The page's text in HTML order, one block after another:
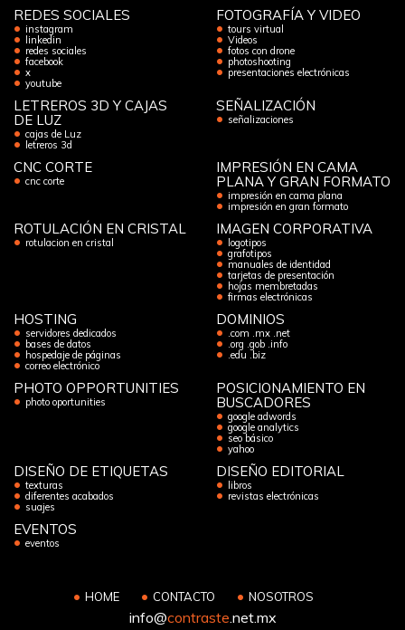
REDES SOCIALES
instagram
linkedin
redes sociales
facebook
x
youtube
FOTOGRAFÍA Y VIDEO
tours virtual
Videos
fotos con drone
photoshooting
presentaciones electrónicas
LETREROS 3D Y CAJAS
DE LUZ
cajas de Luz
letreros 3d
SEÑALIZACIÓN
señalizaciones
CNC CORTE
cnc corte
IMPRESIÓN EN CAMA
PLANA Y GRAN FORMATO
impresión en cama plana
impresión en gran formato
ROTULACIÓN EN CRISTAL
rotulacion en cristal
IMAGEN CORPORATIVA
logotipos
grafotipos
manuales de identidad
tarjetas de presentación
hojas membretadas
firmas electrónicas
HOSTING
servidores dedicados
bases de datos
hospedaje de páginas
correo electrónico
DOMINIOS
.com .mx .net
.org .gob .info
.edu .biz
PHOTO OPPORTUNITIES
photo oportunities
POSICIONAMIENTO EN
BUSCADORES
google adwords
google analytics
seo básico
yahoo
DISEÑO DE ETIQUETAS
texturas
diferentes acabados
suajes
DISEÑO EDITORIAL
libros
revistas electrónicas
EVENTOS
eventos
HOME CONTACTO NOSOTROS
info@contraste .net.mx